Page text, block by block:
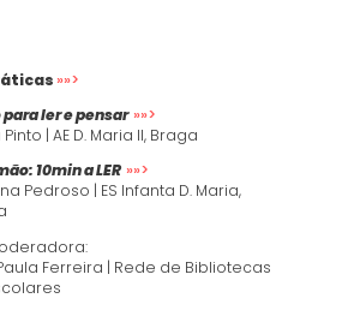
»»>
para ler e pensar »»>
| AE D. Maria II, Braga
10min a LER »»>
Pedroso | ES Infanta D. Maria,
Ferreira | Rede de Bibliotecas